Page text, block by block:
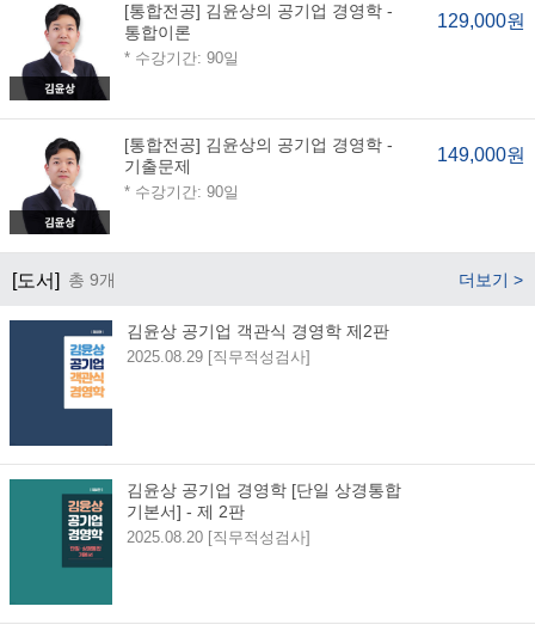
[통합전공] 김윤상의 공기업 경영학 -
통합이론
* 수강기간: 90일
129,000원
[통합전공] 김윤상의 공기업 경영학 -
기출문제
* 수강기간: 90일
149,000원
[도서] 총 9개 더보기 >
김윤상 공기업 객관식 경영학 제2판
2025.08.29 [직무적성검사]
김윤상 공기업 경영학 [단일 상경통합
기본서] - 제 2판
2025.08.20 [직무적성검사]